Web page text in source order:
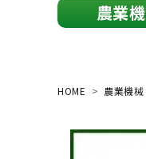
農業
HOME 農業機械